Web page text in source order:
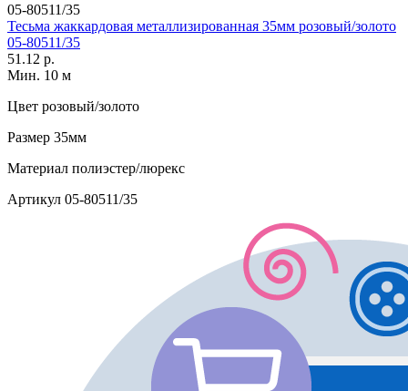
05-80511/35
Тесьма жаккардовая металлизированная 35мм розовый/золото
05-80511/35
51.12 р.
Мин. 10 м
Цвет розовый/золото
Размер 35мм
Материал полиэстер/люрекс
Артикул 05-80511/35